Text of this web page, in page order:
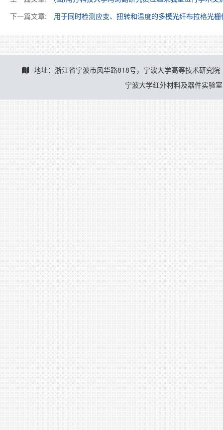
下一篇文章:
用于同时检测应变、扭转和温度的多模光纤布拉格光
地址：浙江省宁波市风华路818号，宁波大学高等技术研究院
宁波大学红外材料及器件实验